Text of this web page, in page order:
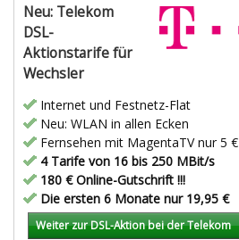
Neu: Telekom
DSL-
Aktionstarife für
Wechsler
Internet und Festnetz-Flat
Neu: WLAN in allen Ecken
Fernsehen mit MagentaTV nur 5 €
4 Tarife von 16 bis 250 MBit/s
180 € Online-Gutschrift !!!
Die ersten 6 Monate nur 19,95 €
Weiter zur DSL-Aktion bei der Telekom